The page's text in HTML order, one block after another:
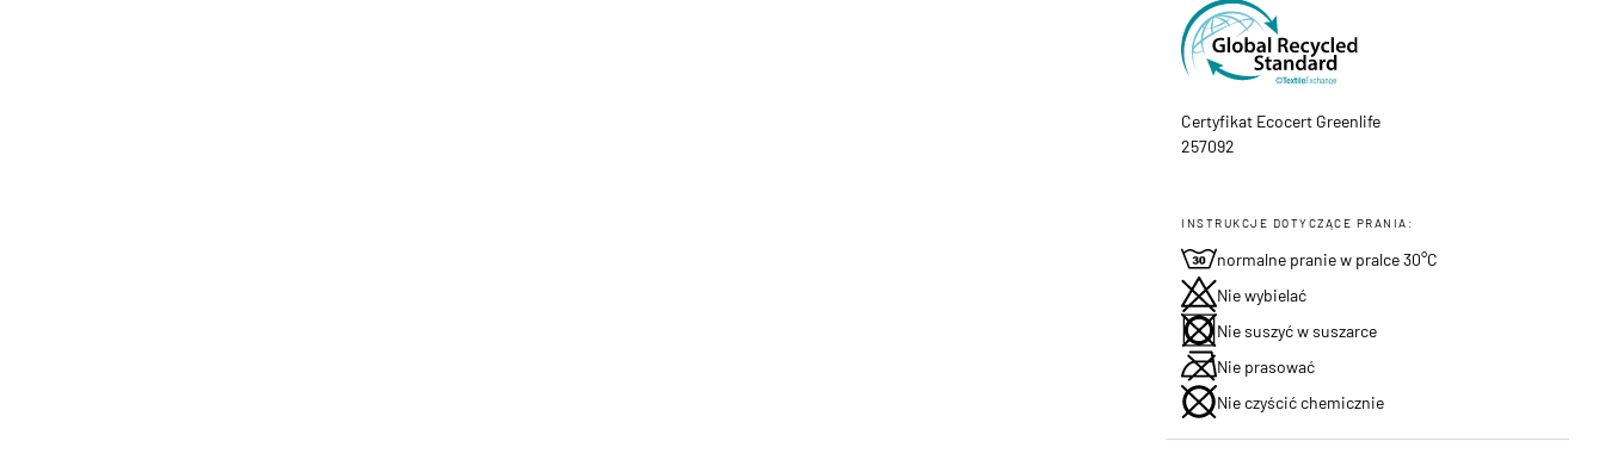
Certyfikat Ecocert Greenlife
257092
INSTRUKCJE DOTYCZĄCE PRANIA:
normalne pranie w pralce 30°C
Nie wybielać
Nie suszyć w suszarce
Nie prasować
Nie czyścić chemicznie